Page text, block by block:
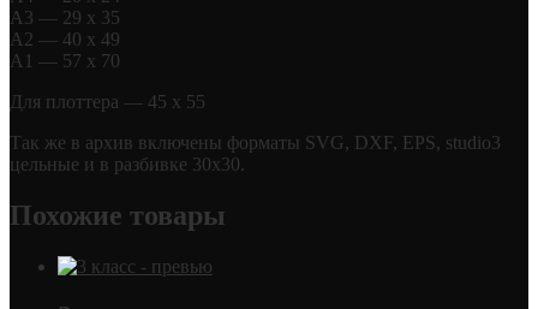
А3 — 29 х 35
А2 — 40 х 49
А1 — 57 х 70
Для плоттера — 45 х 55
Так же в архив включены форматы SVG, DXF, EPS, studio3
цельные и в разбивке 30х30.
Похожие товары